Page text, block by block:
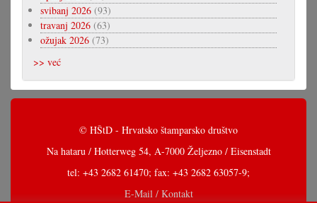
svibanj 2026 (93)
travanj 2026 (63)
ožujak 2026 (73)
>> već
© HŠtD - Hrvatsko štamparsko društvo
Na hataru / Hotterweg 54, A-7000 Željezno / Eisenstadt
tel: +43 2682 61470; fax: +43 2682 63057-9;
E-Mail / Kontakt